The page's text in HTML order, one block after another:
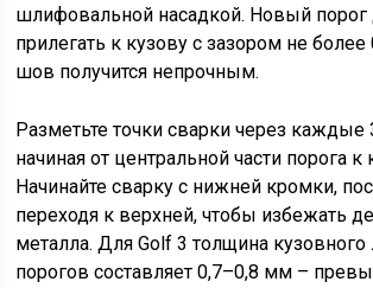
шлифовальной насадкой. Новый
прилегать к кузову с зазором не
шов получится непрочным.
Разметьте точки сварки через
начиная от центральной части порога к
Начинайте сварку с нижней кромки,
переходя к верхней, чтобы избежать
металла. Для Golf 3 толщина кузовного
порогов составляет 0,7–0,8 мм –